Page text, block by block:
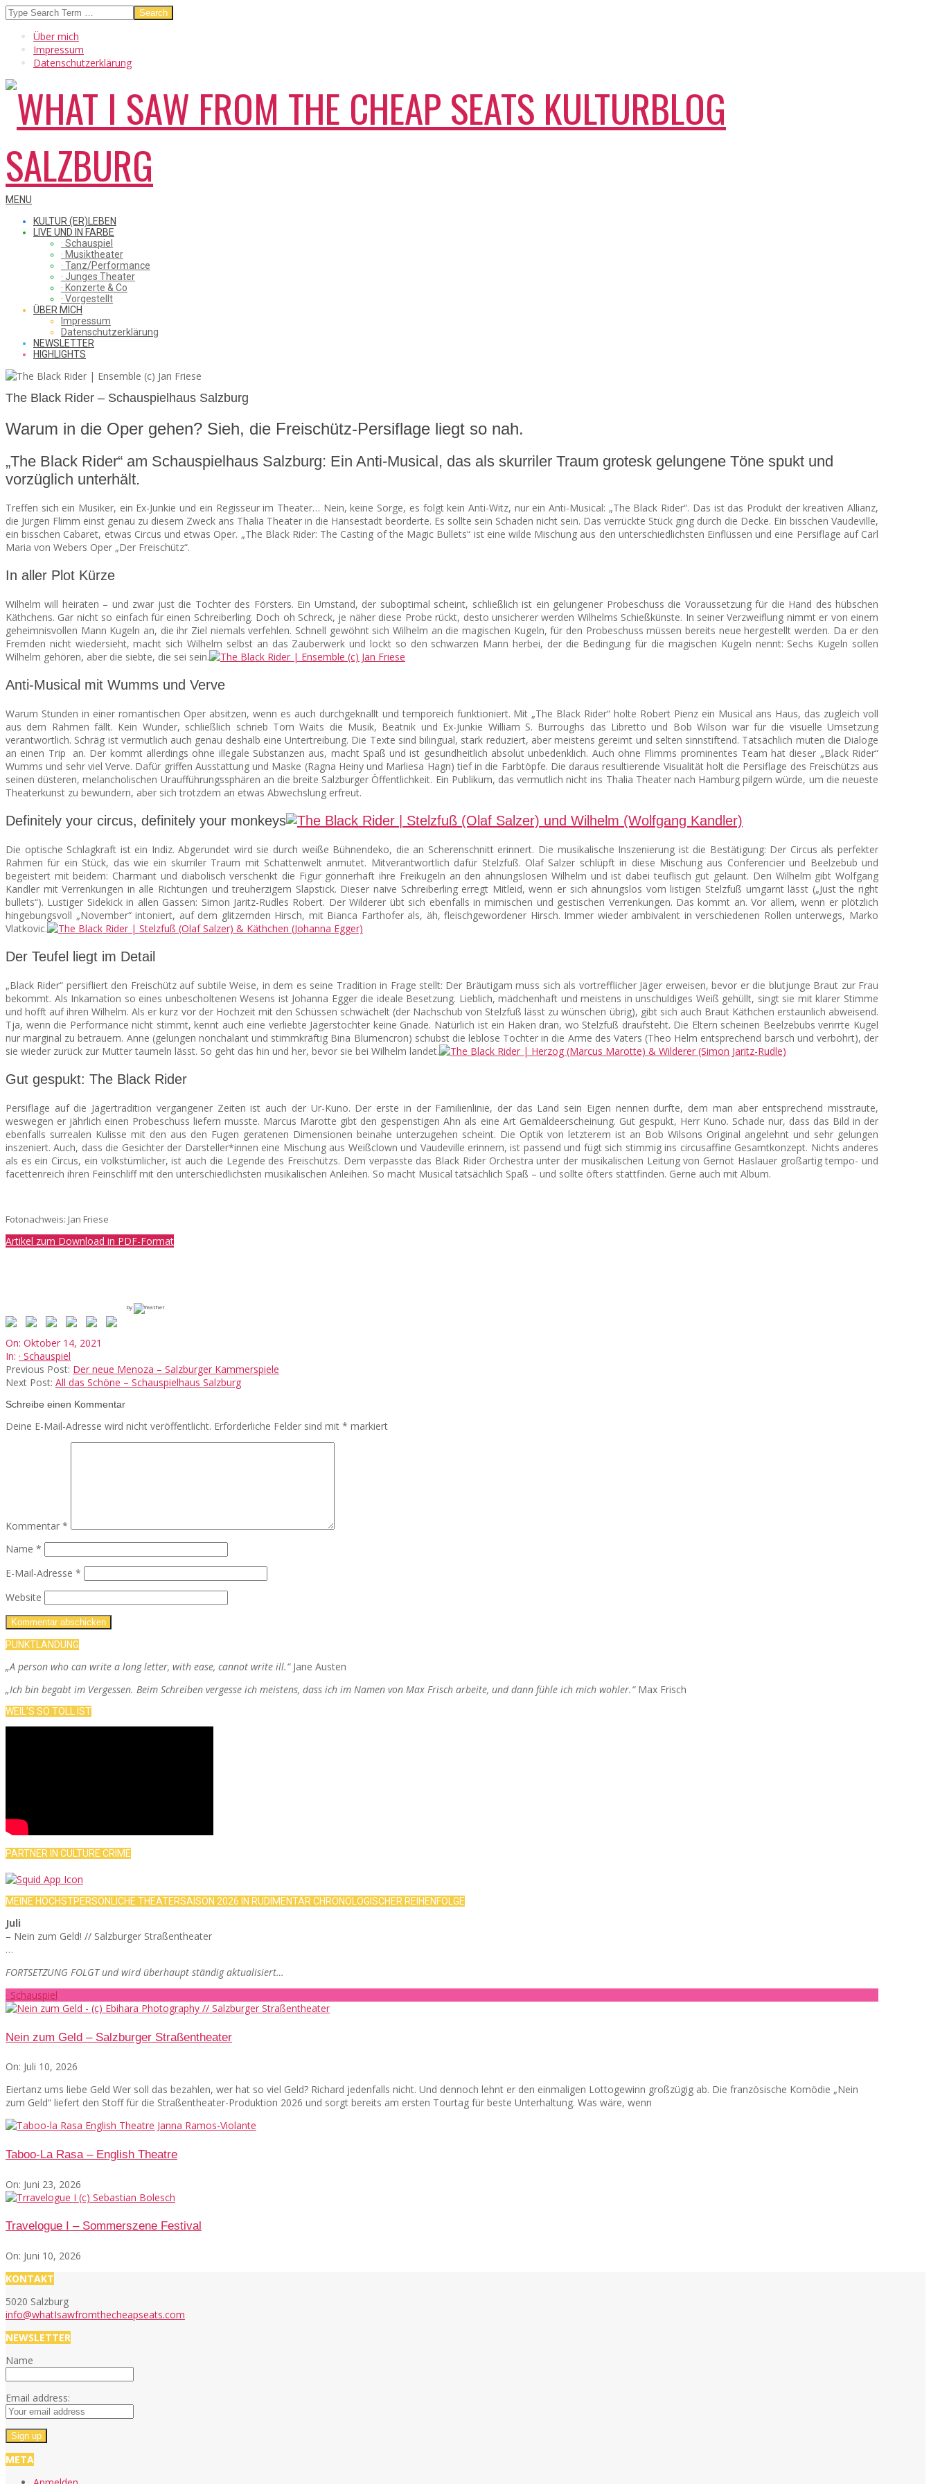
Skip
to
content
Search
Über mich
Impressum
Datenschutzerklärung
WHAT
SAW
FROM
THE
CHEAP
SEATS
Secondary
Menu
MENU
KULTUR (ER)LEBEN
LIVE UND IN FARBE
· Schauspiel
· Musiktheater
· Tanz/Performance
· Junges Theater
· Konzerte & Co
· Vorgestellt
ÜBER MICH
Impressum
Datenschutzerklärung
NEWSLETTER
HIGHLIGHTS
The Black Rider – Schauspielhaus Salzburg
Warum in die Oper gehen? Sieh, die Freischütz-Persiflage liegt so nah.
„The Black Rider“ am Schauspielhaus Salzburg: Ein Anti-Musical, das als skurriler Traum grotesk gelungene Töne spukt und
vorzüglich unterhält.
Treffen sich ein Musiker, ein Ex-Junkie und ein Regisseur im Theater… Nein, keine Sorge, es folgt kein Anti-Witz, nur ein Anti-Musical: „The Black Rider“. Das ist das Produkt der kreativen Allianz,
die Jürgen Flimm einst genau zu diesem Zweck ans Thalia Theater in die Hansestadt beorderte. Es sollte sein Schaden nicht sein. Das verrückte Stück ging durch die Decke. Ein bisschen Vaudeville,
ein bisschen Cabaret, etwas Circus und etwas Oper. „The Black Rider: The Casting of the Magic Bullets“ ist eine wilde Mischung aus den unterschiedlichsten Einflüssen und eine Persiflage auf Carl
Maria von Webers Oper „Der Freischütz“.
In aller Plot Kürze
Wilhelm will heiraten – und zwar just die Tochter des Försters. Ein Umstand, der suboptimal scheint, schließlich ist ein gelungener Probeschuss die Voraussetzung für die Hand des hübschen
Käthchens. Gar nicht so einfach für einen Schreiberling. Doch oh Schreck, je näher diese Probe rückt, desto unsicherer werden Wilhelms Schießkünste. In seiner Verzweiflung nimmt er von einem
geheimnisvollen Mann Kugeln an, die ihr Ziel niemals verfehlen. Schnell gewöhnt sich Wilhelm an die magischen Kugeln, für den Probeschuss müssen bereits neue hergestellt werden. Da er den
Fremden nicht wiedersieht, macht sich Wilhelm selbst an das Zauberwerk und lockt so den schwarzen Mann herbei, der die Bedingung für die magischen Kugeln nennt: Sechs Kugeln sollen
Wilhelm gehören, aber die siebte, die sei sein.
Anti-Musical mit Wumms und Verve
Warum Stunden in einer romantischen Oper absitzen, wenn es auch durchgeknallt und temporeich funktioniert. Mit „The Black Rider“ holte Robert Pienz ein Musical ans Haus, das zugleich voll
aus dem Rahmen fällt. Kein Wunder, schließlich schrieb Tom Waits die Musik, Beatnik und Ex-Junkie William S. Burroughs das Libretto und Bob Wilson war für die visuelle Umsetzung
verantwortlich. Schräg ist vermutlich auch genau deshalb eine Untertreibung. Die Texte sind bilingual, stark reduziert, aber meistens gereimt und selten sinnstiftend. Tatsächlich muten die Dialoge
an einen Trip an. Der kommt allerdings ohne illegale Substanzen aus, macht Spaß und ist gesundheitlich absolut unbedenklich. Auch ohne Flimms prominentes Team hat dieser „Black Rider“
Wumms und sehr viel Verve. Dafür griffen Ausstattung und Maske (Ragna Heiny und Marliesa Hagn) tief in die Farbtöpfe. Die daraus resultierende Visualität holt die Persiflage des Freischützs aus
seinen düsteren, melancholischen Uraufführungssphären an die breite Salzburger Öffentlichkeit. Ein Publikum, das vermutlich nicht ins Thalia Theater nach Hamburg pilgern würde, um die neueste
Theaterkunst zu bewundern, aber sich trotzdem an etwas Abwechslung erfreut.
Definitely your circus, definitely your monkeys
Die optische Schlagkraft ist ein Indiz. Abgerundet wird sie durch weiße Bühnendeko, die an Scherenschnitt erinnert. Die musikalische Inszenierung ist die Bestätigung: Der Circus als perfekter
Rahmen für ein Stück, das wie ein skurriler Traum mit Schattenwelt anmutet. Mitverantwortlich dafür Stelzfuß. Olaf Salzer schlüpft in diese Mischung aus Conferencier und Beelzebub und
begeistert mit beidem: Charmant und diabolisch verschenkt die Figur gönnerhaft ihre Freikugeln an den ahnungslosen Wilhelm und ist dabei teuflisch gut gelaunt. Den Wilhelm gibt Wolfgang
Kandler mit Verrenkungen in alle Richtungen und treuherzigem Slapstick. Dieser naive Schreiberling erregt Mitleid, wenn er sich ahnungslos vom listigen Stelzfuß umgarnt lässt („Just the right
bullets“). Lustiger Sidekick in allen Gassen: Simon Jaritz-Rudles Robert. Der Wilderer übt sich ebenfalls in mimischen und gestischen Verrenkungen. Das kommt an. Vor allem, wenn er plötzlich
hingebungsvoll „November“ intoniert, auf dem glitzernden Hirsch, mit Bianca Farthofer als, äh, fleischgewordener Hirsch. Immer wieder ambivalent in verschiedenen Rollen unterwegs, Marko
Vlatkovic.
Der Teufel liegt im Detail
„Black Rider“ persifliert den Freischütz auf subtile Weise, in dem es seine Tradition in Frage stellt: Der Bräutigam muss sich als vortrefflicher Jäger erweisen, bevor er die blutjunge Braut zur Frau
bekommt. Als Inkarnation so eines unbescholtenen Wesens ist Johanna Egger die ideale Besetzung. Lieblich, mädchenhaft und meistens in unschuldiges Weiß gehüllt, singt sie mit klarer Stimme
und hofft auf ihren Wilhelm. Als er kurz vor der Hochzeit mit den Schüssen schwächelt (der Nachschub von Stelzfuß lässt zu wünschen übrig), gibt sich auch Braut Käthchen erstaunlich abweisend.
Tja, wenn die Performance nicht stimmt, kennt auch eine verliebte Jägerstochter keine Gnade. Natürlich ist ein Haken dran, wo Stelzfuß draufsteht. Die Eltern scheinen Beelzebubs verirrte Kugel
nur marginal zu betrauern. Anne (gelungen nonchalant und stimmkräftig Bina Blumencron) schubst die leblose Tochter in die Arme des Vaters (Theo Helm entsprechend barsch und verbohrt), der
sie wieder zurück zur Mutter taumeln lässt. So geht das hin und her, bevor sie bei Wilhelm landet.
Gut gespukt: The Black Rider
Persiflage auf die Jägertradition vergangener Zeiten ist auch der Ur-Kuno. Der erste in der Familienlinie, der das Land sein Eigen nennen durfte, dem man aber entsprechend misstraute,
weswegen er jährlich einen Probeschuss liefern musste. Marcus Marotte gibt den gespenstigen Ahn als eine Art Gemäldeerscheinung. Gut gespukt, Herr Kuno. Schade nur, dass das Bild in der
ebenfalls surrealen Kulisse mit den aus den Fugen geratenen Dimensionen beinahe unterzugehen scheint. Die Optik von letzterem ist an Bob Wilsons Original angelehnt und sehr gelungen
inszeniert. Auch, dass die Gesichter der Darsteller*innen eine Mischung aus Weißclown und Vaudeville erinnern, ist passend und fügt sich stimmig ins circusaffine Gesamtkonzept. Nichts anderes
als es ein Circus, ein volkstümlicher, ist auch die Legende des Freischützs. Dem verpasste das Black Rider Orchestra unter der musikalischen Leitung von Gernot Haslauer großartig tempo- und
facettenreich ihren Feinschliff mit den unterschiedlichsten musikalischen Anleihen. So macht Musical tatsächlich Spaß – und sollte öfters stattfinden. Gerne auch mit Album.
Fotonachweis: Jan Friese
Artikel zum Download in PDF-Format
by
2021-
10-
14
On: Oktober 14, 2021
In: · Schauspiel
Previous Post: Der neue Menoza – Salzburger Kammerspiele
Next Post: All das Schöne – Schauspielhaus Salzburg
Schreibe einen Kommentar
Deine E-Mail-Adresse wird nicht veröffentlicht. Erforderliche Felder sind mit * markiert
Kommentar *
Name *
E-Mail-Adresse *
Website
PUNKTLANDUNG
„A person who can write a long letter, with ease, cannot write ill.“Jane Austen
„Ich bin begabt im Vergessen. Beim Schreiben vergesse ich meistens, dass ich im Namen von Max Frisch arbeite, und dann fühle ich mich wohler.“Max Frisch
WEIL’S SO TOLL IST
PARTNER IN CULTURE CRIME
MEINE HÖCHSTPERSÖNLICHE THEATERSAISON 2026 IN RUDIMENTÄR CHRONOLOGISCHER REIHENFOLGE
Juli
– Nein zum Geld! // Salzburger Straßentheater
…
FORTSETZUNG FOLGT und wird überhaupt ständig aktualisiert…
· Schauspiel
Nein zum Geld – Salzburger Straßentheater
On: Juli 10, 2026
Eiertanz ums liebe Geld Wer soll das bezahlen, wer hat so viel Geld? Richard jedenfalls nicht. Und dennoch lehnt er den einmaligen Lottogewinn großzügig ab. Die französische Komödie „Nein
zum Geld“ liefert den Stoff für die Straßentheater-Produktion 2026 und sorgt bereits am ersten Tourtag für beste Unterhaltung. Was wäre, wenn
Taboo-La Rasa – English Theatre
On: Juni 23, 2026
Travelogue I – Sommerszene Festival
On: Juni 10, 2026
KONTAKT
5020 Salzburg
info@whatIsawfromthecheapseats.com
NEWSLETTER
Name
Email address:
META